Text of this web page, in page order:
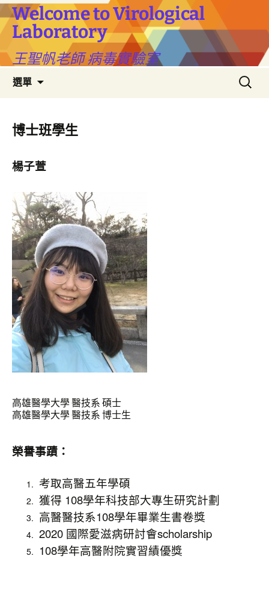
跳
至
主
內
容
Welcome to Virological
Laboratory
王聖帆老師 病毒實驗室
選單
搜
尋
關
博士班學生
楊子萱
高雄醫學大學 醫技系 碩士
高雄醫學大學 醫技系 博士生
榮譽事蹟：
考取高醫五年學碩
獲得 108學年科技部大專生研究計劃
高醫醫技系108學年畢業生書卷獎
2020 國際愛滋病研討會scholarship
108學年高醫附院實習績優獎